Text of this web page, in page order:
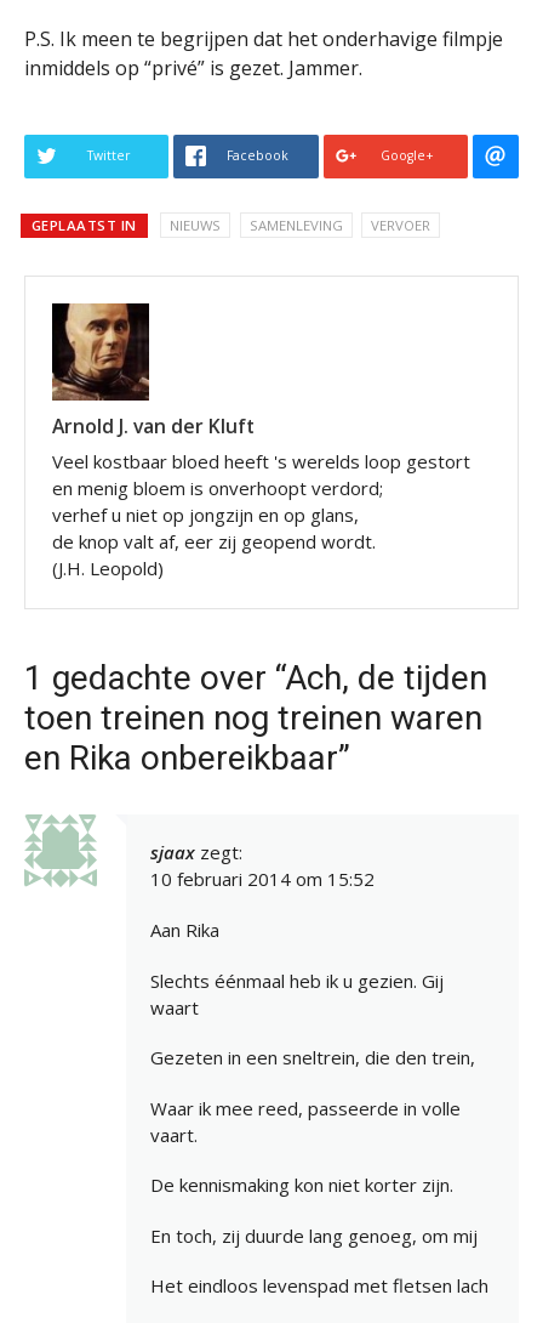
P.S. Ik meen te begrijpen dat het onderhavige filmpje
inmiddels op “privé” is gezet. Jammer.
Twitter Facebook Google+
GEPLAATST IN NIEUWS SAMENLEVING VERVOER
Arnold J. van der Kluft
Veel kostbaar bloed heeft 's werelds loop gestort
en menig bloem is onverhoopt verdord;
verhef u niet op jongzijn en op glans,
de knop valt af, eer zij geopend wordt.
(J.H. Leopold)
1 gedachte over “Ach, de tijden
toen treinen nog treinen waren
en Rika onbereikbaar”
sjaax zegt:
10 februari 2014 om 15:52
Aan Rika
Slechts éénmaal heb ik u gezien. Gij
waart
Gezeten in een sneltrein, die den trein,
Waar ik mee reed, passeerde in volle
vaart.
De kennismaking kon niet korter zijn.
En toch, zij duurde lang genoeg, om mij
Het eindloos levenspad met fletsen lach